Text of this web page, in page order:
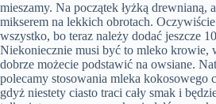
mieszamy. Na początek łyżką drewnianą,
mikserem na lekkich obrotach.
wszystko, bo teraz należy dodać jeszcze
Niekoniecznie musi być to mleko krowie,
dobrze możecie podstawić na owsiane.
polecamy stosowania mleka kokosowego
gdyż niestety ciasto traci cały smak i